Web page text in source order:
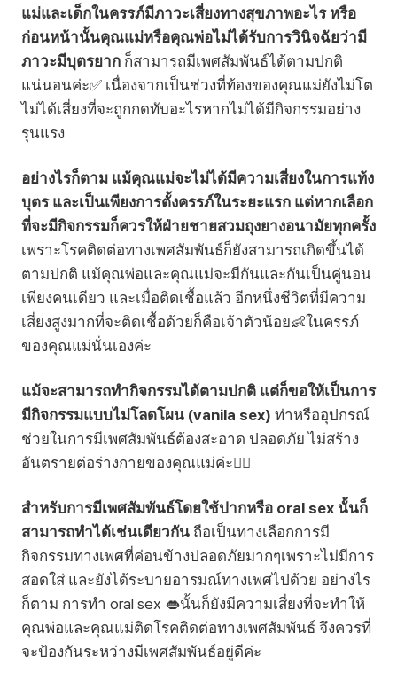
แม่และเด็กในครรภ์มีภาวะเสี่ยงทางสุขภาพอะไร หรือ
ก่อนหน้านั้นคุณแม่หรือคุณพ่อไม่ได้รับการวินิจฉัยว่ามี
ภาวะมีบุตรยาก ก็สามารถมีเพศสัมพันธ์ได้ตามปกติ
แน่นอนค่ะ✅ เนื่องจากเป็นช่วงที่ท้องของคุณแม่ยังไม่โต
ไม่ได้เสี่ยงที่จะถูกกดทับอะไรหากไม่ได้มีกิจกรรมอย่าง
รุนแรง
อย่างไรก็ตาม แม้คุณแม่จะไม่ได้มีความเสี่ยงในการแท้ง
บุตร และเป็นเพียงการตั้งครรภ์ในระยะแรก แต่หากเลือก
ที่จะมีกิจกรรมก็ควรให้ฝ่ายชายสวมถุงยางอนามัยทุกครั้ง
เพราะโรคติดต่อทางเพศสัมพันธ์ก็ยังสามารถเกิดขึ้นได้
ตามปกติ แม้คุณพ่อและคุณแม่จะมีกันและกันเป็นคู่นอน
เพียงคนเดียว และเมื่อติดเชื้อแล้ว อีกหนึ่งชีวิตที่มีความ
เสี่ยงสูงมากที่จะติดเชื้อด้วยก็คือเจ้าตัวน้อย👶ในครรภ์
ของคุณแม่นั่นเองค่ะ
แม้จะสามารถทำกิจกรรมได้ตามปกติ แต่ก็ขอให้เป็นการ
มีกิจกรรมแบบไม่โลดโผน (vanila sex) ท่าหรืออุปกรณ์
ช่วยในการมีเพศสัมพันธ์ต้องสะอาด ปลอดภัย ไม่สร้าง
อันตรายต่อร่างกายของคุณแม่ค่ะ🙅‍♀️
สำหรับการมีเพศสัมพันธ์โดยใช้ปากหรือ oral sex นั้นก็
สามารถทำได้เช่นเดียวกัน ถือเป็นทางเลือกการมี
กิจกรรมทางเพศที่ค่อนข้างปลอดภัยมากๆเพราะไม่มีการ
สอดใส่ และยังได้ระบายอารมณ์ทางเพศไปด้วย อย่างไร
ก็ตาม การทำ oral sex 👄นั้นก็ยังมีความเสี่ยงที่จะทำให้
คุณพ่อและคุณแม่ติดโรคติดต่อทางเพศสัมพันธ์ จึงควรที่
จะป้องกันระหว่างมีเพศสัมพันธ์อยู่ดีค่ะ